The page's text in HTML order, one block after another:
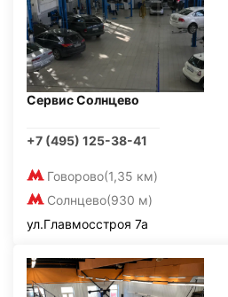
Сервис Солнцево
+7 (495) 125-38-41
Говорово(1,35 км)
Солнцево(930 м)
ул.Главмосстроя 7а